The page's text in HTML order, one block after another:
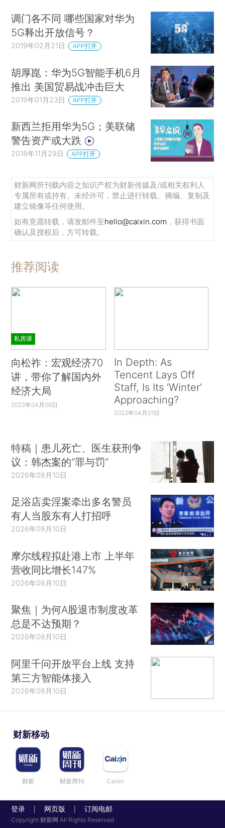
调门各不同 哪些国家对华为
5G释出开放信号？
2019年02月21日 APP打开
胡厚崑：华为5G智能手机6月
推出 美国贸易战冲击巨大
2019年01月23日 APP打开
新西兰拒用华为5G；美联储
警告资产或大跌
2018年11月29日 APP打开
财新网所刊载内容之知识产权为财新传媒及/或相关权利人
专属所有或持有。未经许可，禁止进行转载、摘编、复制及
建立镜像等任何使用。
如有意愿转载，请发邮件至hello@caixin.com ，获得书面
确认及授权后，方可转载。
推荐阅读
私房课
向松祚：宏观经济70
讲，带你了解国内外
经济大局
2022年04月06日
In Depth: As
Tencent Lays Off
Staff, Is Its ‘Winter’
Approaching?
2022年04月01日
特稿｜患儿死亡、医生获刑争
议：韩杰案的“罪与罚”
2026年08月10日
足浴店卖淫案牵出多名警员
有人当股东有人打招呼
2026年08月10日
摩尔线程拟赴港上市 上半年
营收同比增长147%
2026年08月10日
聚焦｜为何A股退市制度改革
总是不达预期？
2026年08月10日
阿里千问开放平台上线 支持
第三方智能体接入
2026年08月10日
财新移动
财新 财新周刊 Caixin
登录 网页版 订阅电邮
Copyright 财新网 All Rights Reserved